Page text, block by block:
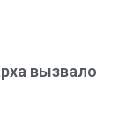
вызвало